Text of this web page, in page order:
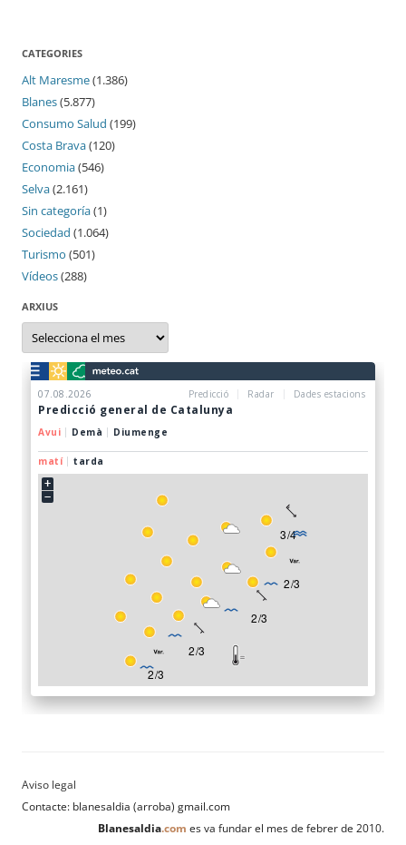
CATEGORIES
Alt Maresme(1.386)
Blanes(5.877)
Consumo Salud (199)
Costa Brava(120)
Economia(546)
Selva(2.161)
Sin categoría(1)
Sociedad (1.064)
Turismo (501)
Vídeos(288)
ARXIUS
Arxius
Contacte: blanesaldia (arroba) gmail.com
Blanesaldia.com es va fundar el mes de febrer de 2010.